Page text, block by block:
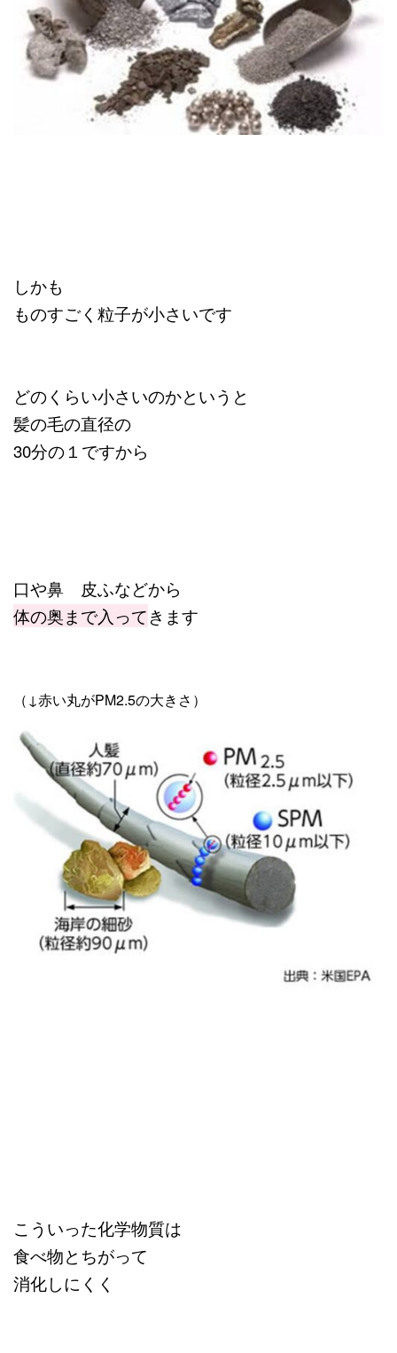
しかも
ものすごく粒子が小さいです
どのくらい小さいのかというと
髪の毛の直径の
30分の１ですから
口や鼻 皮ふなどから
体の奥まで入ってきます
（↓赤い丸がPM2.5の大きさ）
こういった化学物質は
食べ物とちがって
消化しにくく